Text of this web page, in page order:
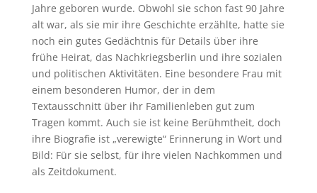
Jahre geboren wurde. Obwohl sie schon fast 90 Jahre
alt war, als sie mir ihre Geschichte erzählte, hatte sie
noch ein gutes Gedächtnis für Details über ihre
frühe Heirat, das Nachkriegsberlin und ihre sozialen
und politischen Aktivitäten. Eine besondere Frau mit
einem besonderen Humor, der in dem
Textausschnitt über ihr Familienleben gut zum
Tragen kommt. Auch sie ist keine Berühmtheit, doch
ihre Biografie ist „verewigte“ Erinnerung in Wort und
Bild: Für sie selbst, für ihre vielen Nachkommen und
als Zeitdokument.